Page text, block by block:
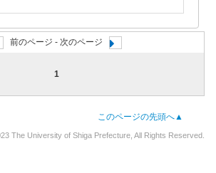
前のページ - 次のページ
1
このページの先頭へ▲
The University of Shiga Prefecture, All Rights Reserved.